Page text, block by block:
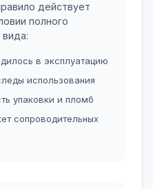
действует
полного
в эксплуатацию
использования
упаковки и пломб
сопроводительных